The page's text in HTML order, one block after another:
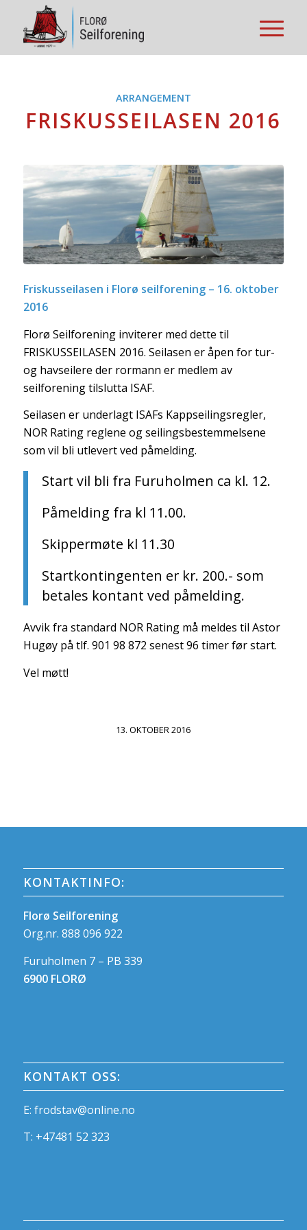
ARRANGEMENT
FRISKUSSEILASEN 2016
Friskusseilasen i Florø seilforening – 16. oktober
2016
Florø Seilforening inviterer med dette til
FRISKUSSEILASEN 2016. Seilasen er åpen for tur-
og havseilere der rormann er medlem av
seilforening tilslutta ISAF.
Seilasen er underlagt ISAFs Kappseilingsregler,
NOR Rating reglene og seilingsbestemmelsene
som vil bli utlevert ved påmelding.
Start vil bli fra Furuholmen ca kl. 12.
Påmelding fra kl 11.00.
Skippermøte kl 11.30
Startkontingenten er kr. 200.- som
betales kontant ved påmelding.
Avvik fra standard NOR Rating må meldes til Astor
Hugøy på tlf. 901 98 872 senest 96 timer før start.
Vel møtt!
13. OKTOBER 2016
KONTAKTINFO:
Florø Seilforening
Org.nr. 888 096 922
Furuholmen 7 – PB 339
6900 FLORØ
KONTAKT OSS:
E: frodstav@online.no
T: +47481 52 323